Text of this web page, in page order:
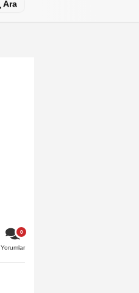
Ara
Yorumlar